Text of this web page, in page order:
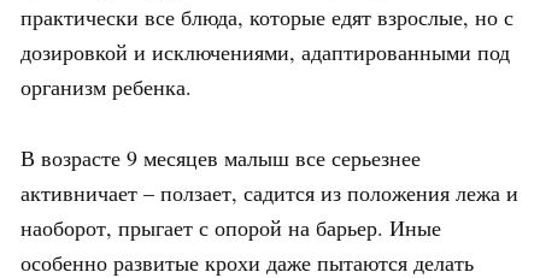
практически все блюда, которые едят взрослые, но с
дозировкой и исключениями, адаптированными под
организм ребенка.
В возрасте 9 месяцев малыш все серьезнее
активничает – ползает, садится из положения лежа и
наоборот, прыгает с опорой на барьер. Иные
особенно развитые крохи даже пытаются делать